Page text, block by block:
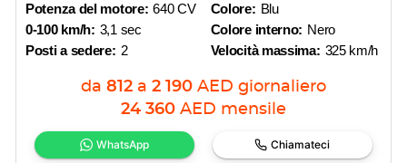
Potenza del motore: 640 CV
0-100 km/h: 3,1 sec
Posti a sedere: 2
Colore: Blu
Colore interno: Nero
Velocità massima: 325 km/h
da 812 a 2 190 AED giornaliero
24 360 AED mensile
WhatsApp Chiamateci